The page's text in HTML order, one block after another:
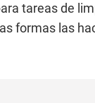
tareas de
formas las